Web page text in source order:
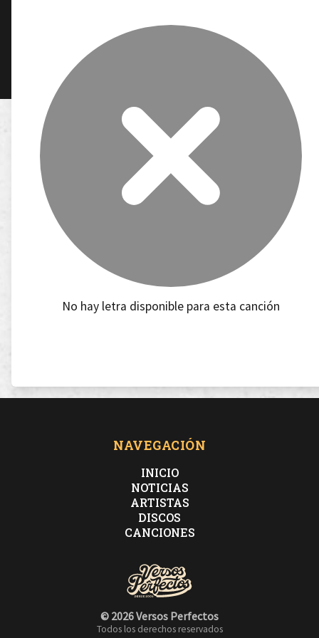
No hay letra disponible para esta canción
NAVEGACIÓN
INICIO
NOTICIAS
ARTISTAS
DISCOS
CANCIONES
© 2026 Versos Perfectos
Todos los derechos reservados